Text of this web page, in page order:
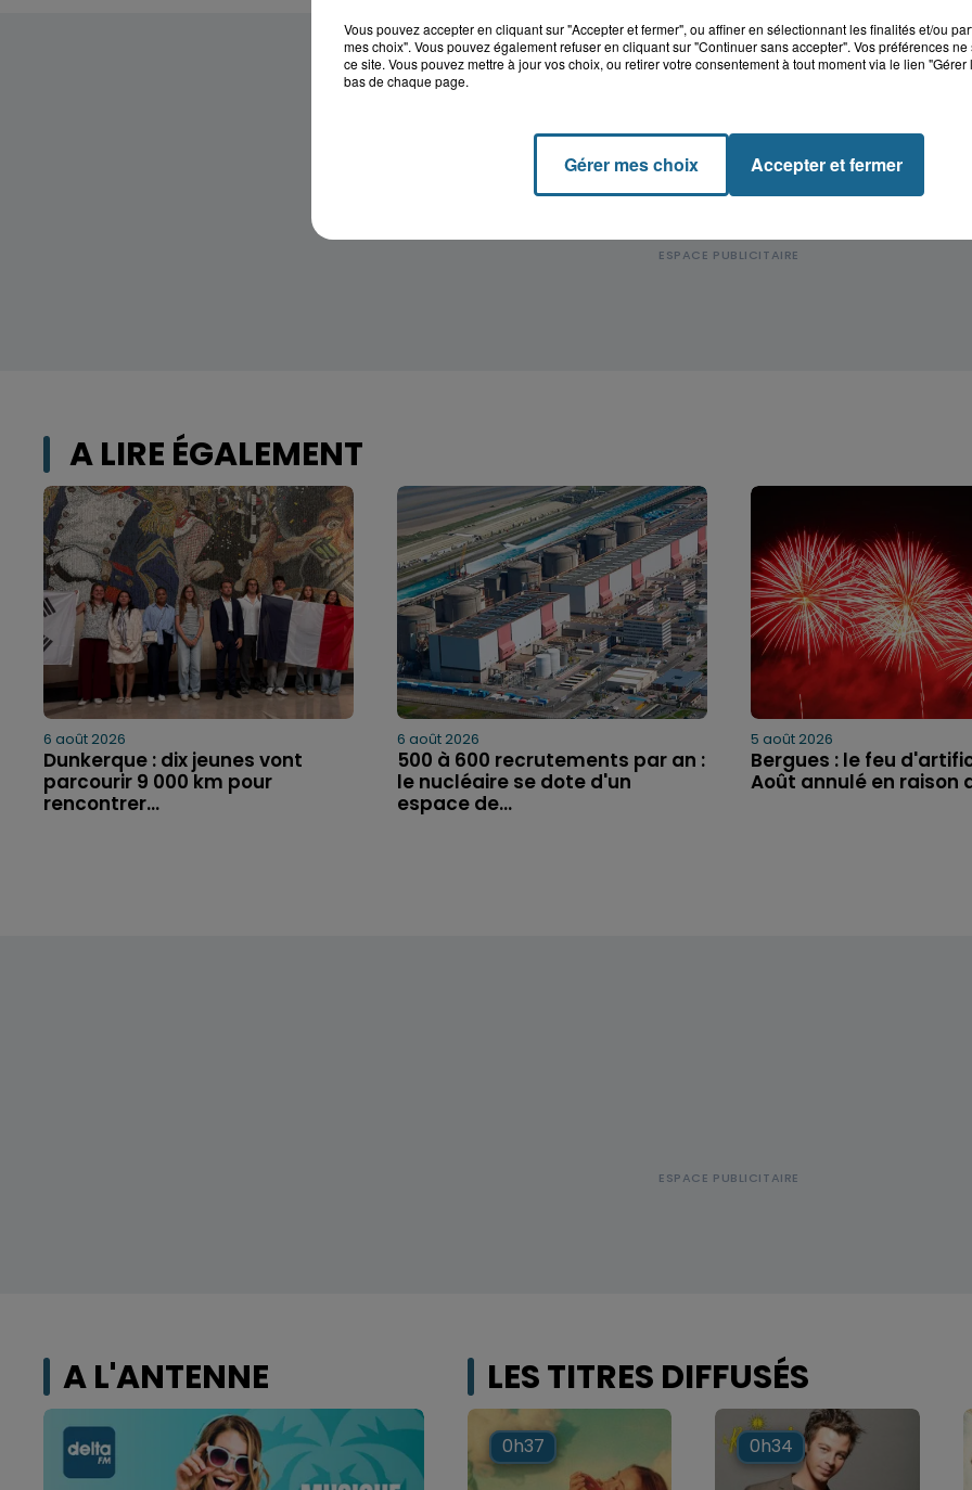
A LIRE ÉGALEMENT
6 août 2026
Dunkerque : dix jeunes vont
parcourir 9 000 km pour
rencontrer...
6 août 2026
500 à 600 recrutements par an :
le nucléaire se dote d'un
espace de...
5 août 2026
Bergues : le feu
Août annulé en raison
A L'ANTENNE LES TITRES DIFFUSÉS
0h37
0h37 0h34
0h34
Vous pouvez accepter en cliquant sur "Accepter et fermer", ou affiner en sélectionnant les finalités et/ou
mes choix". Vous pouvez également refuser en cliquant sur "Continuer sans accepter". Vos préférences
ce site. Vous pouvez mettre à jour vos choix, ou retirer votre consentement à tout moment via le lien
bas de chaque page.
Gérer mes choix Accepter et fermer